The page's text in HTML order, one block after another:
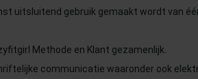
uitsluitend gebruik gemaakt wordt van
Methode en Klant gezamenlijk.
communicatie waaronder ook